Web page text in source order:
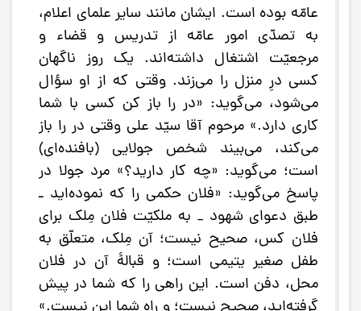
عامّه بوده است. ایشان مانند سایر علمای اعلام،
به تصدّی امور عامّه از تدریس و قضاء و
مرجعیّت اشتغال داشته‌اند. یک روز ناگهان
کسی درِ منزل را می‌زند. وقتی که از او سؤال‌
می‌شود، می‌گوید: «در را باز کن کسی با شما
کاری دارد.» مرحوم آقا سیّد علی وقتی در را باز
می‌کند، می‌بیند شخص جولایی (بافنده‌ای)
است؛ می‌گوید: «چه ‌کار دارید؟» مرد جولا در
پاسخ می‌گوید: «فلان حکمی را که نموده‌اید ـ
طبق دعوای شهود _ به ملکیّت فلان مِلک برای
فلان کس، صحیح نیست؛ آن مِلک، متعلّق به
طفل صغیر یتیمی است؛ و قبالۀ آن در فلان
محل، دفن است. این راهی را که شما در پیش